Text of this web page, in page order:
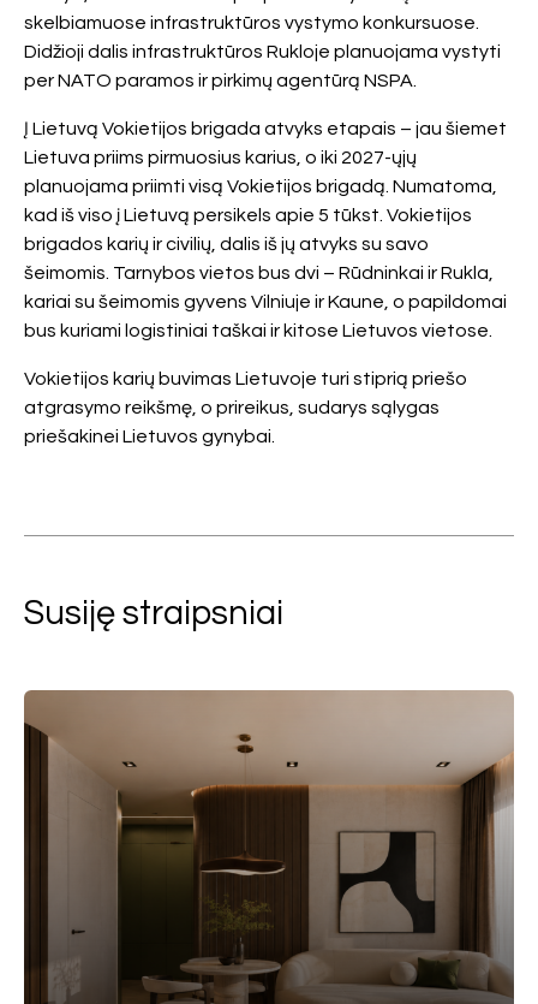
skelbiamuose infrastruktūros vystymo konkursuose.
Didžioji dalis infrastruktūros Rukloje planuojama vystyti
per NATO paramos ir pirkimų agentūrą NSPA.
Į Lietuvą Vokietijos brigada atvyks etapais – jau šiemet
Lietuva priims pirmuosius karius, o iki 2027-ųjų
planuojama priimti visą Vokietijos brigadą. Numatoma,
kad iš viso į Lietuvą persikels apie 5 tūkst. Vokietijos
brigados karių ir civilių, dalis iš jų atvyks su savo
šeimomis. Tarnybos vietos bus dvi – Rūdninkai ir Rukla,
kariai su šeimomis gyvens Vilniuje ir Kaune, o papildomai
bus kuriami logistiniai taškai ir kitose Lietuvos vietose.
Vokietijos karių buvimas Lietuvoje turi stiprią priešo
atgrasymo reikšmę, o prireikus, sudarys sąlygas
priešakinei Lietuvos gynybai.
Susiję straipsniai